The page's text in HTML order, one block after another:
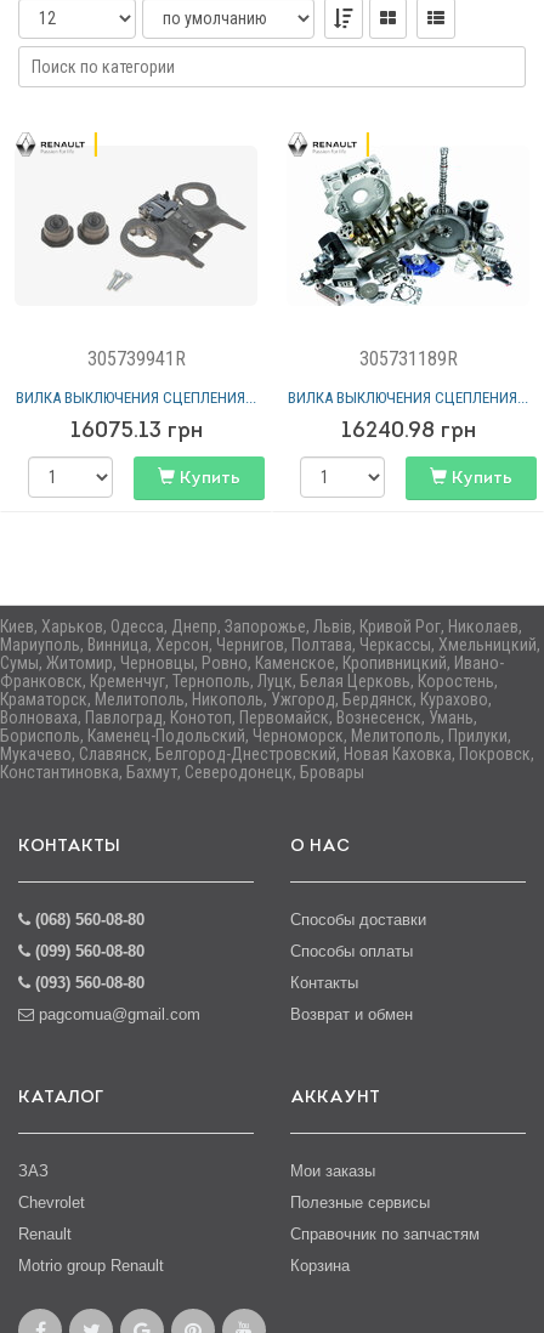
305739941R
ВИЛКА ВЫКЛЮЧЕНИЯ СЦЕПЛЕНИЯ...
16075.13 грн
Купить
305731189R
ВИЛКА ВЫКЛЮЧЕНИЯ СЦЕПЛЕНИЯ...
16240.98 грн
Купить
Киев, Харьков, Одесса, Днепр, Запорожье, Львів, Кривой Рог, Николаев,
Мариуполь, Винница, Херсон, Чернигов, Полтава, Черкассы, Хмельницкий,
Сумы, Житомир, Черновцы, Ровно, Каменское, Кропивницкий, Ивано-
Франковск, Кременчуг, Тернополь, Луцк, Белая Церковь, Коростень,
Краматорск, Мелитополь, Никополь, Ужгород, Бердянск, Курахово,
Волноваха, Павлоград, Конотоп, Первомайск, Вознесенск, Умань,
Борисполь, Каменец-Подольский, Черноморск, Мелитополь, Прилуки,
Мукачево, Славянск, Белгород-Днестровский, Новая Каховка, Покровск,
Константиновка, Бахмут, Северодонецк, Бровары
КОНТАКТЫ
(068) 560-08-80
(099) 560-08-80
(093) 560-08-80
pagcomua@gmail.com
О НАС
Способы доставки
Способы оплаты
Контакты
Возврат и обмен
КАТАЛОГ
ЗАЗ
Chevrolet
Renault
Motrio group Renault
АККАУНТ
Мои заказы
Полезные сервисы
Справочник по запчастям
Корзина